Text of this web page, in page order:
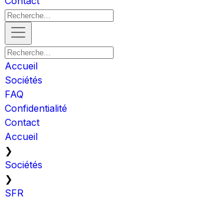
Accueil
Sociétés
FAQ
Confidentialité
Contact
Accueil
❯
Sociétés
❯
SFR